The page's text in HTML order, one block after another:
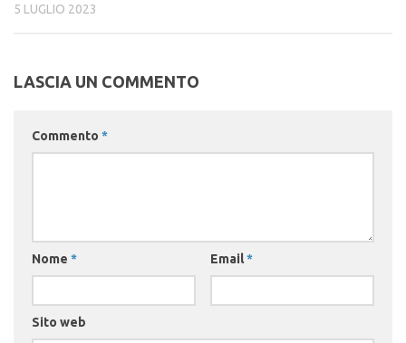
5 LUGLIO 2023
LASCIA UN COMMENTO
Commento *
Nome * Email*
Sito web